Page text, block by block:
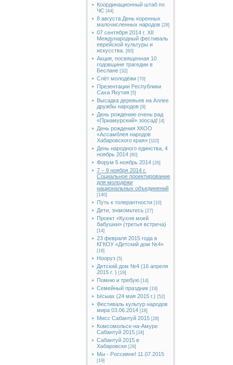
Координационный штаб по
ЧС [44]
8 августа День коренных
малочисленных народов [28]
07 сентября 2014 г. XII
Международный фестиваль
еврейской культуры и
искусства.
[60]
Акция, посвященная 10
годовщине трагедии в
Беслане [32]
Слёт молодёжи [70]
Презентации Республики
Саха Якутия [5]
Высадка деревьев на Аллее
дружбы народов [9]
День рождению очень рад
«Приамурский» зоосад! [4]
День рождения ХКОО
«Ассамблея народов
Хабаровского края» [110]
День народного единства, 4
ноябрь 2014 [80]
Форум 5 ноябрь 2014 [26]
7 – 9 ноября 2014 г.
Социальное проектирование
для молодёжи
национальных объединений
[140]
Путь к толерантности [10]
Дети, знакомьтесь [27]
Проект «Кухня моей
бабушки» (третья встреча)
[14]
23 февраля 2015 года в
КГКОУ «Детский дом №4»
[16]
Нооруз [5]
Детский дом №4 (16 апреля
2015 г. ) [19]
Помню и требую [14]
Семейный праздник [19]
Ысыах (24 мая 2015 г.) [52]
Фестиваль культур народов
мира 03.06.2014 [18]
Мисс Сабантуй 2015 [28]
Комсомольск-на-Амуре
Сабантуй 2015 [24]
Сабантуй 2015 в
Хабаровске [29]
Мы - Россияне! 11.07.2015
[19]